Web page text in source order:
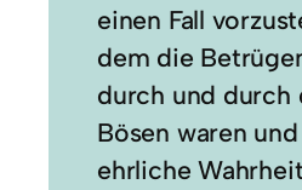
einen Fall
dem die
durch und durch
Bösen waren
ehrliche